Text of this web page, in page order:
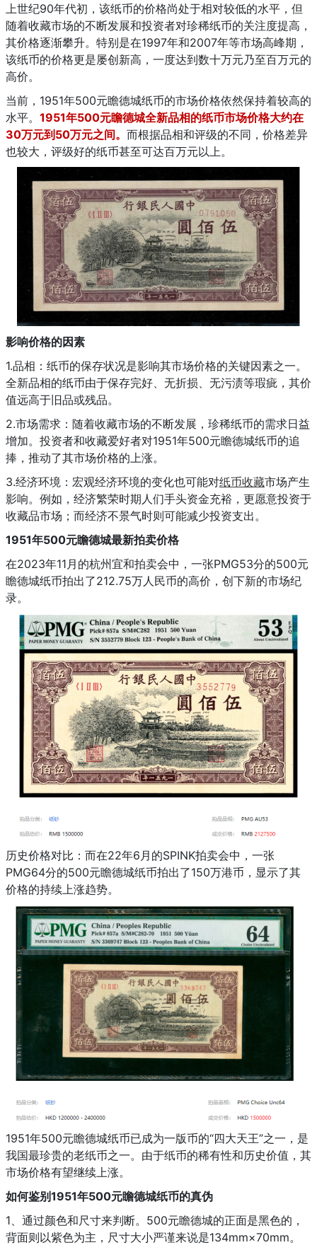
上世纪90年代初，该纸币的价格尚处于相对较低的水平，但
随着收藏市场的不断发展和投资者对珍稀纸币的关注度提高，
其价格逐渐攀升。特别是在1997年和2007年等市场高峰期，
该纸币的价格更是屡创新高，一度达到数十万元乃至百万元的
高价。
当前，1951年500元瞻德城纸币的市场价格依然保持着较高的
水平。 1951年500元瞻德城全新品相的纸币市场价格大约在
30万元到50万元之间。 而根据品相和评级的不同，价格差异
也较大，评级好的纸币甚至可达百万元以上。
影响价格的因素
1.品相：纸币的保存状况是影响其市场价格的关键因素之一。
全新品相的纸币由于保存完好、无折损、无污渍等瑕疵，其价
值远高于旧品或残品。
2.市场需求：随着收藏市场的不断发展，珍稀纸币的需求日益
增加。投资者和收藏爱好者对1951年500元瞻德城纸币的追
捧，推动了其市场价格的上涨。
3.经济环境：宏观经济环境的变化也可能对纸币收藏市场产生
影响。例如，经济繁荣时期人们手头资金充裕，更愿意投资于
收藏品市场；而经济不景气时则可能减少投资支出。
1951年500元瞻德城最新拍卖价格
在2023年11月的杭州宜和拍卖会中，一张PMG53分的500元
瞻德城纸币拍出了212.75万人民币的高价，创下新的市场纪
录。
历史价格对比：而在22年6月的SPINK拍卖会中，一张
PMG64分的500元瞻德城纸币拍出了150万港币，显示了其
价格的持续上涨趋势。
1951年500元瞻德城纸币已成为一版币的“四大天王”之一，是
我国最珍贵的老纸币之一。由于纸币的稀有性和历史价值，其
市场价格有望继续上涨。
如何鉴别1951年500元瞻德城纸币的真伪
1、通过颜色和尺寸来判断。500元瞻德城的正面是黑色的，
背面则以紫色为主，尺寸大小严谨来说是134mm×70mm。